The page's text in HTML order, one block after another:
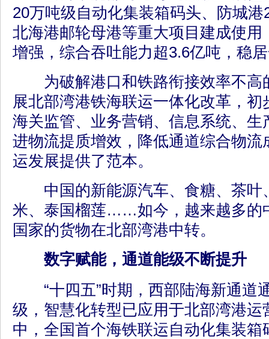
20万吨级自动化集装箱码头、防城
北海港邮轮母港等重大项目建成使用
增强，综合吞吐能力超3.6亿吨，稳
为破解港口和铁路衔接效率不高
展北部湾港铁海联运一体化改革，初
海关监管、业务营销、信息系统、生
进物流提质增效，降低通道综合物流
运发展提供了范本。
中国的新能源汽车、食糖、茶叶
米、泰国榴莲……如今，越来越多的
国家的货物在北部湾港中转。
数字赋能，通道能级不断提升
“十四五”时期，西部陆海新通道
级，智慧化转型已应用于北部湾港运
中，全国首个海铁联运自动化集装箱